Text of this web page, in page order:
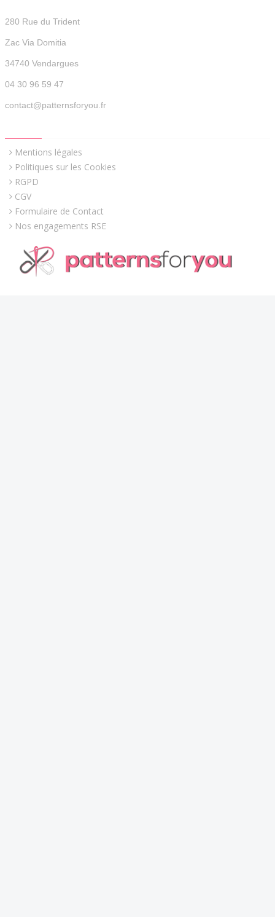
280 Rue du Trident
Zac Via Domitia
34740 Vendargues
04 30 96 59 47
contact@patternsforyou.fr
Mentions légales
Politiques sur les Cookies
RGPD
CGV
Formulaire de Contact
Nos engagements RSE